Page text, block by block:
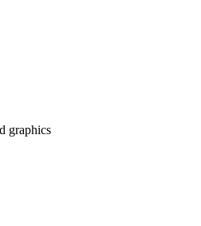
graphics